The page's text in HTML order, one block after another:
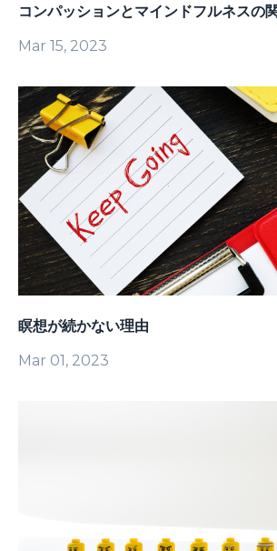
コンパッションとマインドフルネスの
Mar 15, 2023
瞑想が続かない理由
Mar 01, 2023